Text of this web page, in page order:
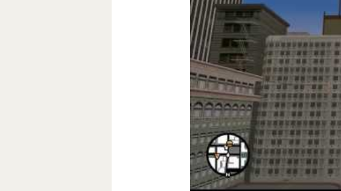
Креативщик занимается
планирует добавить